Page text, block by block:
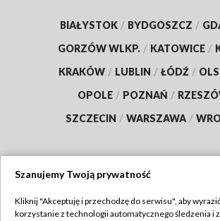
BIAŁYSTOK / BYDGOSZCZ /
GORZÓW WLKP. / KATOWICE /
KRAKÓW / LUBLIN / ŁÓDŹ /
OPOLE / POZNAŃ /
SZCZECIN / WARSZAWA /
TVP
Szanujemy Twoją prywatność
Kliknij "Akceptuję i przechodzę do serwisu", aby
korzystanie z technologii automatycznego śledzenia i